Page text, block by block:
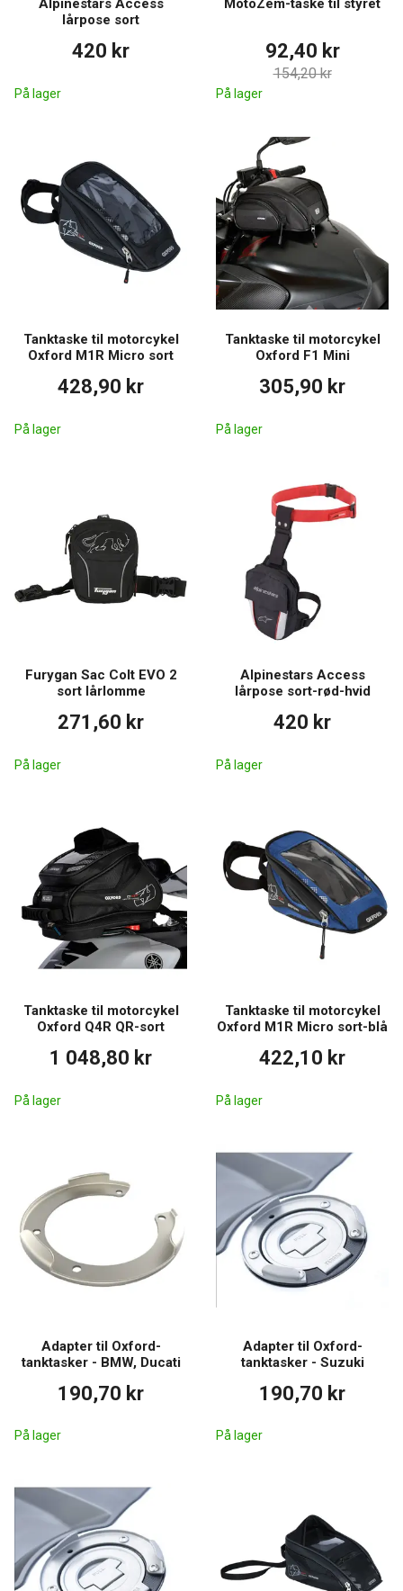
Alpinestars Access
lårpose sort
420 kr
På lager
MotoZem-taske til styret
92,40 kr
154,20 kr
På lager
Tanktaske til motorcykel
Oxford M1R Micro sort
428,90 kr
På lager
Tanktaske til motorcykel
Oxford F1 Mini
305,90 kr
På lager
Furygan Sac Colt EVO 2
sort lårlomme
271,60 kr
På lager
Alpinestars Access
lårpose sort-rød-hvid
420 kr
På lager
Tanktaske til motorcykel
Oxford Q4R QR-sort
1 048,80 kr
På lager
Tanktaske til motorcykel
Oxford M1R Micro sort-blå
422,10 kr
På lager
Adapter til Oxford-
tanktasker - BMW, Ducati
190,70 kr
På lager
Adapter til Oxford-
tanktasker - Suzuki
190,70 kr
På lager